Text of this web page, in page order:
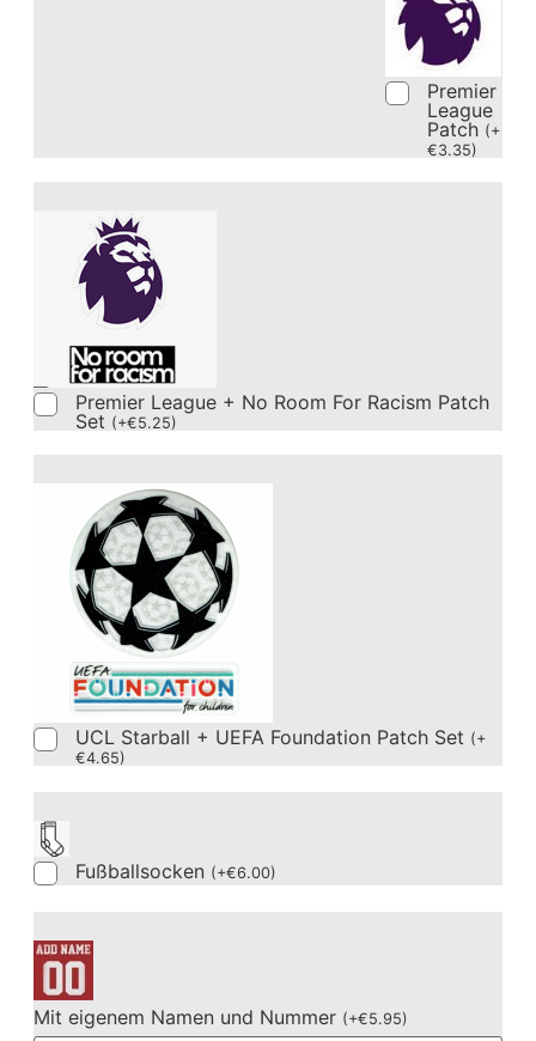
Premier
League
Patch (+
€3.35)
Premier League + No Room For Racism Patch
Set (+€5.25)
UCL Starball + UEFA Foundation Patch Set (+
€4.65)
Fußballsocken (+€6.00)
Mit eigenem Namen und Nummer (+€5.95)